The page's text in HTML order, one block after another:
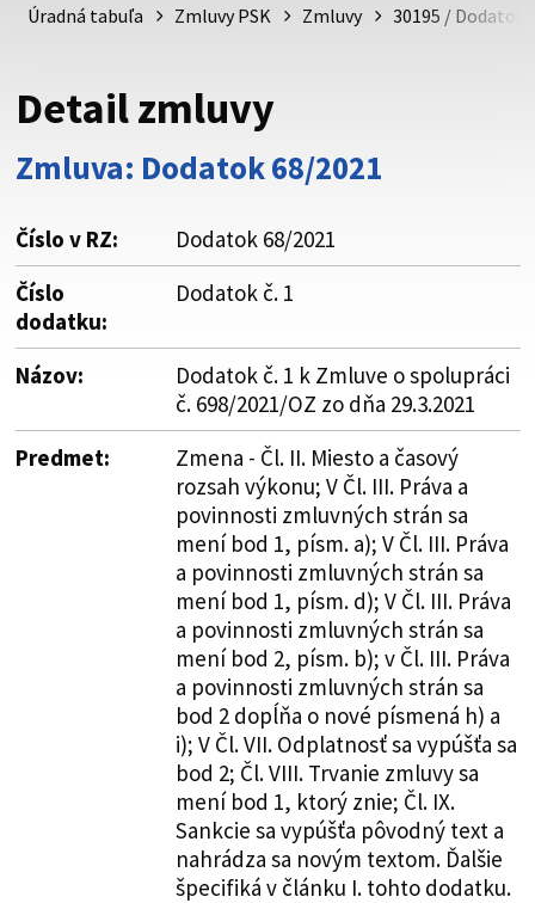
psk.sk.
Buďte pozorní a vždy sa uistite, že zdieľate informácie iba
cez zabezpečenú webovú stránku. Zabezpečená stránka
vždy začína https:// pred názvom domény webového sídla.
Úradná tabuľa Zmluvy PSK Zmluvy 30195 / Dodatok
Detail zmluvy
Zmluva: Dodatok 68/2021
Číslo v RZ:
Dodatok 68/2021
Číslo
dodatku:
Dodatok č. 1
Názov:
Dodatok č. 1 k Zmluve o spolupráci
č. 698/2021/OZ zo dňa 29.3.2021
Predmet:
Zmena - Čl. II. Miesto a časový
rozsah výkonu; V Čl. III. Práva a
povinnosti zmluvných strán sa
mení bod 1, písm. a); V Čl. III. Práva
a povinnosti zmluvných strán sa
mení bod 1, písm. d); V Čl. III. Práva
a povinnosti zmluvných strán sa
mení bod 2, písm. b); v Čl. III. Práva
a povinnosti zmluvných strán sa
bod 2 dopĺňa o nové písmená h) a
i); V Čl. VII. Odplatnosť sa vypúšťa sa
bod 2; Čl. VIII. Trvanie zmluvy sa
mení bod 1, ktorý znie; Čl. IX.
Sankcie sa vypúšťa pôvodný text a
nahrádza sa novým textom. Ďalšie
špecifiká v článku I. tohto dodatku.